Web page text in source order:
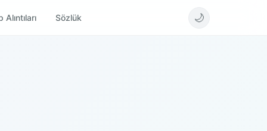
Alıntıları Sözlük 🌙